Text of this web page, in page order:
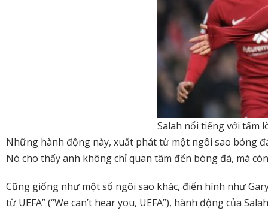
Salah nổi tiếng với tấm
Những hành động này, xuất phát từ một ngôi sao bóng
Nó cho thấy anh không chỉ quan tâm đến bóng đá, mà
Cũng giống như một số ngôi sao khác, điển hình như
từ UEFA” (“We can’t hear you, UEFA”), hành động của